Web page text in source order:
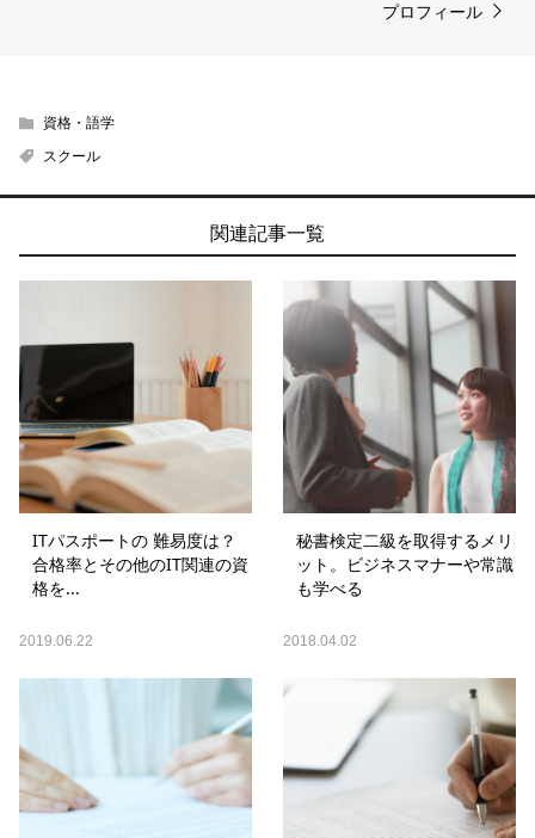
プロフィール
資格・語学
スクール
関連記事一覧
ITパスポートの 難易度は？
合格率とその他のIT関連の資
格を...
2019.06.22
秘書検定二級を取得するメリ
ット。ビジネスマナーや常識
も学べる
2018.04.02